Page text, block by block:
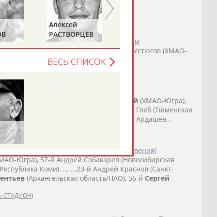
этап Кубка мира ФИС по лыжным гонкам
область/НАО), 19-йСергей
Устюгов (ХМАО-
СТАДИОН
по лыжным гонкам в Фалуне
область), 18-й Устюгов
Сергей (ХМАО-Югра),
...(ХМАО-Югра), 20-й Ретивых Глеб (Тюменская
(Архангельская область/НАО) 34-й, Ардашев...
СТАДИОН
мира по лыжным гонкам в Планице (Словения)
Югра), 57-й Андрей Собакарев (Новосибирская
Коми). ... ...23-й Андрей Краснов (Санкт-
(Архангельская область/НАО), 56-й Сергей
СТАДИОН)
Алексей
РАСТВОРЦЕВ
ВЕСЬ СПИСОК